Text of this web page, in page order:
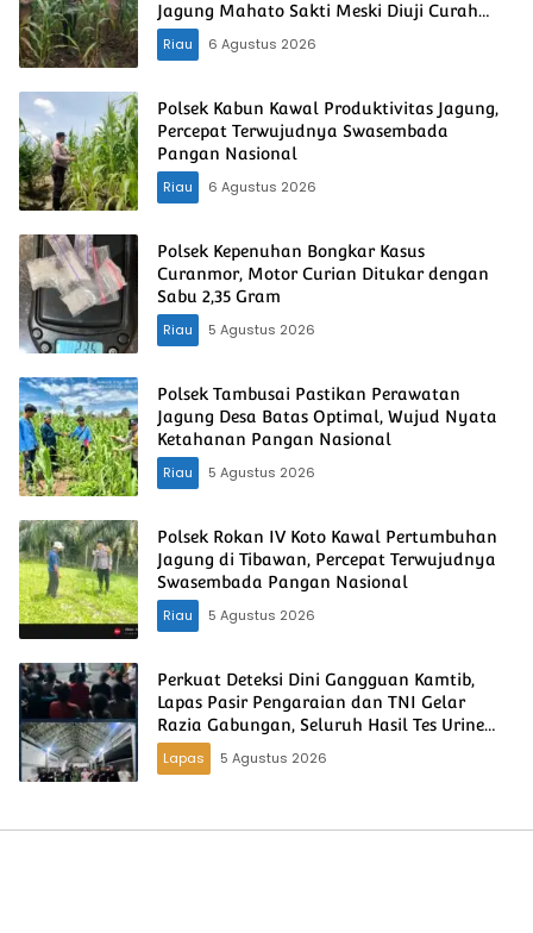
Jagung Mahato Sakti Meski Diuji Curah
Hujan
Riau 6 Agustus 2026
Polsek Kabun Kawal Produktivitas Jagung,
Percepat Terwujudnya Swasembada
Pangan Nasional
Riau
6 Agustus 2026
Polsek Kepenuhan Bongkar Kasus
Curanmor, Motor Curian Ditukar dengan
Sabu 2,35 Gram
Riau
5 Agustus 2026
Polsek Tambusai Pastikan Perawatan
Jagung Desa Batas Optimal, Wujud Nyata
Ketahanan Pangan Nasional
Riau
5 Agustus 2026
Polsek Rokan IV Koto Kawal Pertumbuhan
Jagung di Tibawan, Percepat Terwujudnya
Swasembada Pangan Nasional
Riau
5 Agustus 2026
Perkuat Deteksi Dini Gangguan Kamtib,
Lapas Pasir Pengaraian dan TNI Gelar
Razia Gabungan, Seluruh Hasil Tes Urine
Negatif
Lapas 5 Agustus 2026